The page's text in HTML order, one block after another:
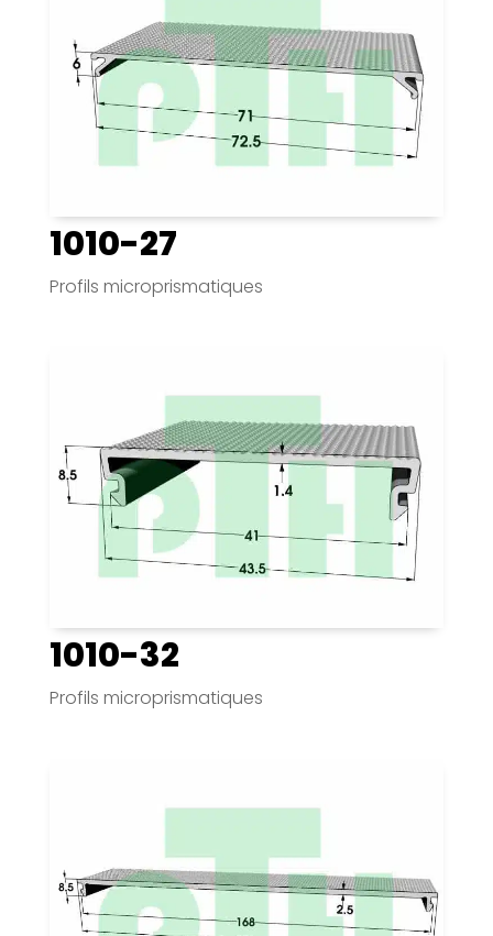
1010-27
Profils microprismatiques
1010-32
Profils microprismatiques